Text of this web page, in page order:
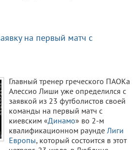
на первый матч с
Главный тренер греческого ПАОКа
Алессио Лиши уже определился с
заявкой из 23 футболистов своей
команды на первый матч с
киевским «Динамо» во 2-м
квалификационном раунде Лиги
Европы, который состоится в этот